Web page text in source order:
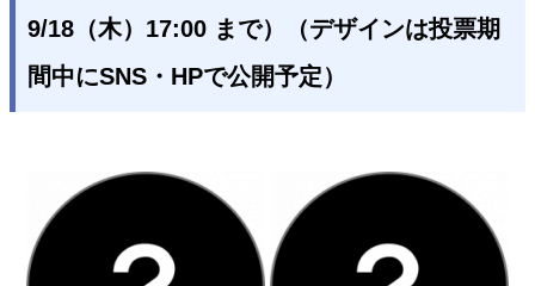
9/18（木）17:00 まで）（デザインは投票期
間中にSNS・HPで公開予定）